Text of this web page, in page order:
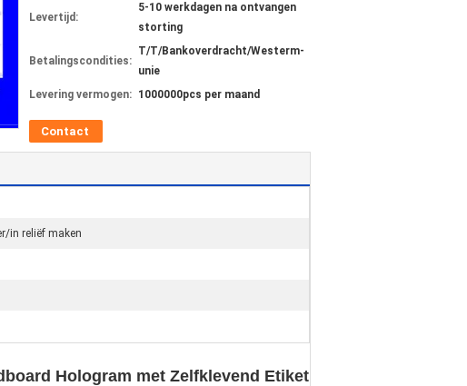
Levertijd:
5-10 werkdagen na ontvangen
storting
Betalingscondities:
T/T/Bankoverdracht/Westerm-
unie
Levering vermogen: 1000000pcs per maand
Contact
in reliëf maken
Hologram met Zelfklevend Etiket